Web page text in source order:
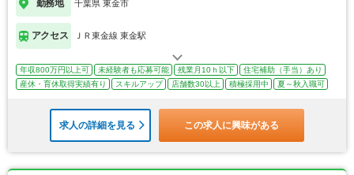
勤務地 千葉県 東金市
アクセス ＪＲ東金線 東金駅
年収800万円以上可 未経験者も応募可能 残業月10ｈ以下
住宅補助（手当）あり
産休・育休取得実績有り
スキルアップ 店舗数30以上 積極採用中 夏～秋入職可
求人の詳細を見る この求人に興味がある